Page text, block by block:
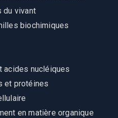
du vivant
biochimiques
acides nucléiques
et protéines
en matière organique